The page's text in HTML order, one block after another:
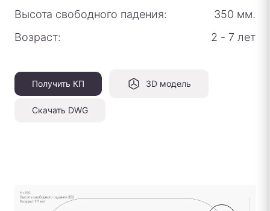
Высота свободного падения:
350 мм.
Возраст:
2 - 7 лет
Получить КП 3D модель
Скачать DWG